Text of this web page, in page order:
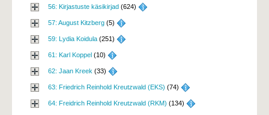
56: Kirjastuste käsikirjad (624)
57: August Kitzberg (5)
59: Lydia Koidula (251)
61: Karl Koppel (10)
62: Jaan Kreek (33)
63: Friedrich Reinhold Kreutzwald (EKS) (74)
64: Freidrich Reinhold Kreutzwald (RKM) (134)